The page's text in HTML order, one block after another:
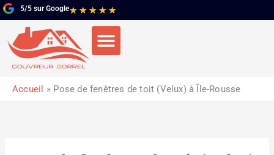
Aller
au
contenu
5/5 sur Google★ ★ ★ ★ ★Noté
5
5
Accueil Pose de fenêtres de toit (Velux) à Île-Rousse